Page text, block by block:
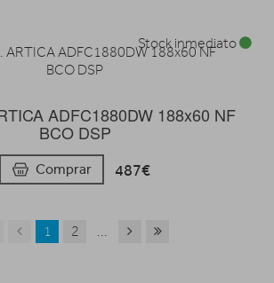
ADFC1880DW 188x60 NF
BCO DSP
Comprar 487€
Stock inmediato
1 2 ...